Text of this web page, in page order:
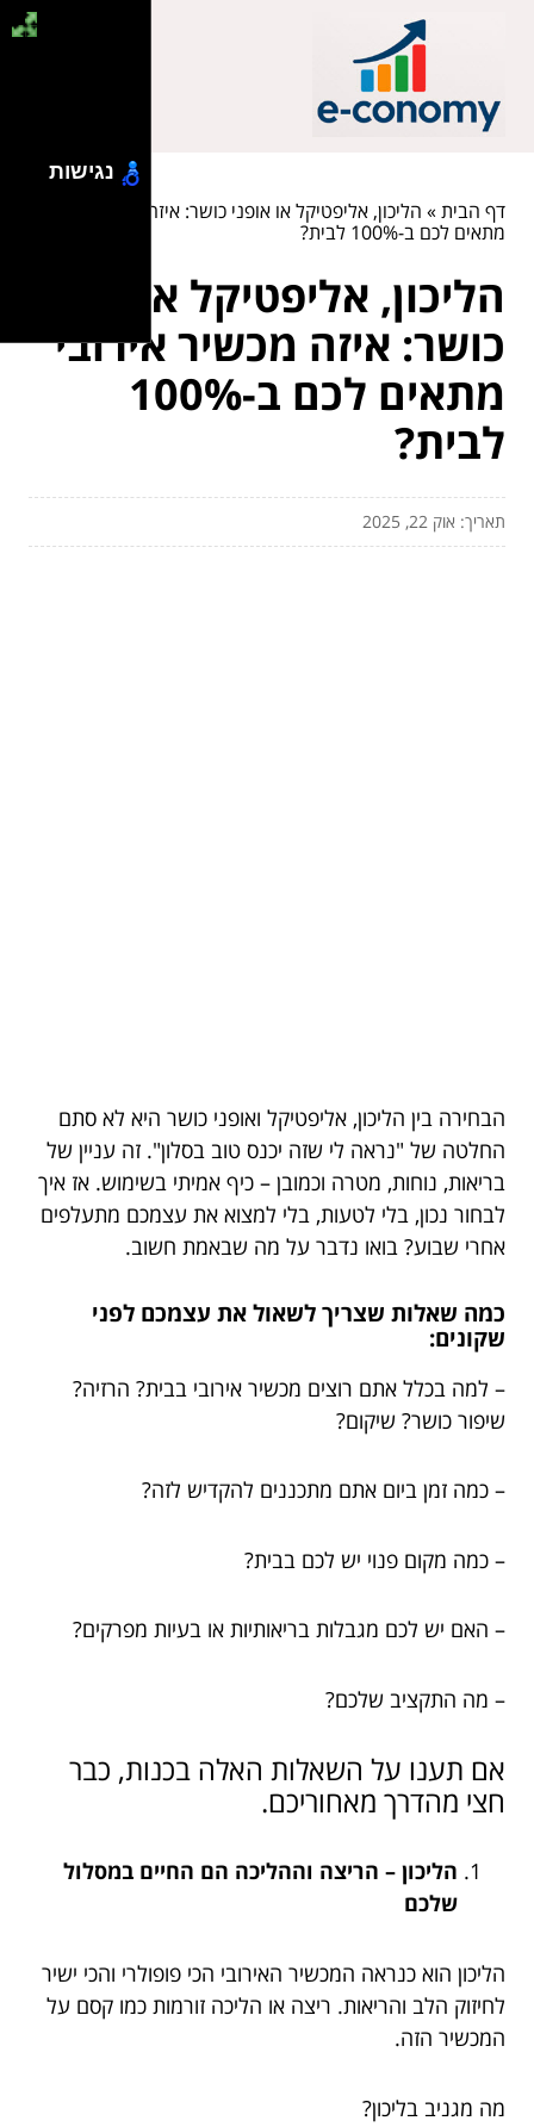
דף הבית» הליכון, אליפטיקל או אופני כושר: איזה מכשיר אירובי
מתאים לכם ב-100% לבית?
הליכון, אליפטיקל או אופני
כושר: איזה מכשיר אירובי
מתאים לכם ב-100%
לבית?
תאריך: אוק 22, 2025
הבחירה בין הליכון, אליפטיקל ואופני כושר היא לא סתם
החלטה של "נראה לי שזה יכנס טוב בסלון". זה עניין של
בריאות, נוחות, מטרה וכמובן – כיף אמיתי בשימוש. אז איך
לבחור נכון, בלי לטעות, בלי למצוא את עצמכם מתעלפים
אחרי שבוע? בואו נדבר על מה שבאמת חשוב.
כמה שאלות שצריך לשאול את עצמכם לפני
שקונים:
– למה בכלל אתם רוצים מכשיר אירובי בבית? הרזיה?
שיפור כושר? שיקום?
– כמה זמן ביום אתם מתכננים להקדיש לזה?
– כמה מקום פנוי יש לכם בבית?
– האם יש לכם מגבלות בריאותיות או בעיות מפרקים?
– מה התקציב שלכם?
אם תענו על השאלות האלה בכנות, כבר
חצי מהדרך מאחוריכם.
הליכון – הריצה וההליכה הם החיים במסלול
שלכם
הליכון הוא כנראה המכשיר האירובי הכי פופולרי והכי ישיר
לחיזוק הלב והריאות. ריצה או הליכה זורמות כמו קסם על
המכשיר הזה.
מה מגניב בליכון?
נגישות